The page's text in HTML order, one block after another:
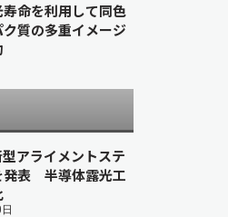
命を利用して同色
質の多重イメージ
アライメントステ
発表 半導体露光工